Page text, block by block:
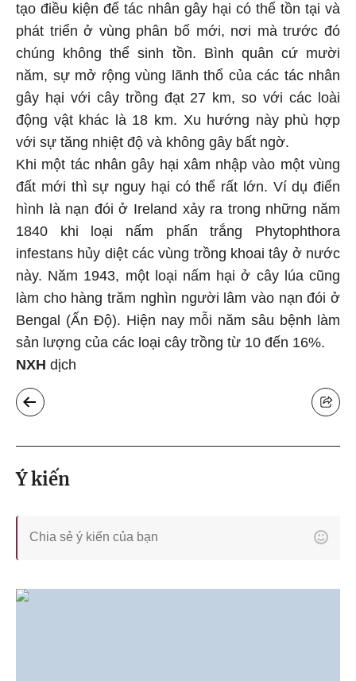
tạo điều kiện để tác nhân gây hại có thể tồn tại và
phát triển ở vùng phân bố mới, nơi mà trước đó
chúng không thể sinh tồn. Bình quân cứ mười
năm, sự mở rộng vùng lãnh thổ của các tác nhân
gây hại với cây trồng đạt 27 km, so với các loài
động vật khác là 18 km. Xu hướng này phù hợp
với sự tăng nhiệt độ và không gây bất ngờ.
Khi một tác nhân gây hại xâm nhập vào một vùng
đất mới thì sự nguy hại có thể rất lớn. Ví dụ điển
hình là nạn đói ở Ireland xảy ra trong những năm
1840 khi loại nấm phấn trắng Phytophthora
infestans hủy diệt các vùng trồng khoai tây ở nước
này. Năm 1943, một loại nấm hại ở cây lúa cũng
làm cho hàng trăm nghìn người lâm vào nạn đói ở
Bengal (Ấn Độ). Hiện nay mỗi năm sâu bệnh làm
sản lượng của các loại cây trồng từ 10 đến 16%.
NXH dịch
Ý kiến